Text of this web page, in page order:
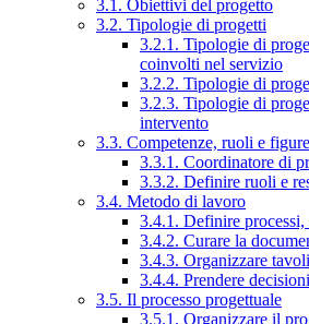
3.1. Obiettivi del progetto
3.2. Tipologie di progetti
3.2.1. Tipologie di
coinvolti nel servizio
3.2.2. Tipologie di
3.2.3. Tipologie di
intervento
3.3. Competenze, ruoli e
3.3.1. Coordinatore di
3.3.2. Definire ruoli e
3.4. Metodo di lavoro
3.4.1. Definire
3.4.2. Curare la
3.4.3. Organizzare
3.4.4. Prendere decisioni
3.5. Il processo progettuale
3.5.1. Organizzare il